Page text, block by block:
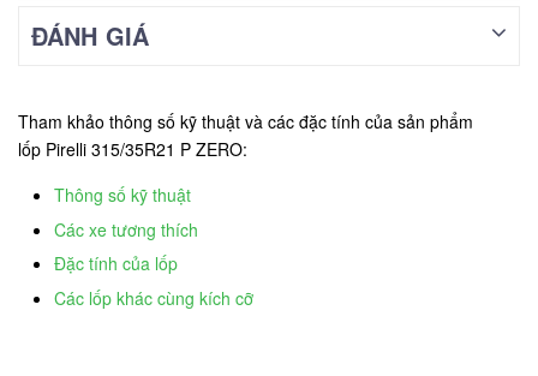
ĐÁNH GIÁ
Tham khảo thông số kỹ thuật và các đặc tính của sản phẩm
lốp Pirelli 315/35R21 P ZERO:
Thông số kỹ thuật
Các xe tương thích
Đặc tính của lốp
Các lốp khác cùng kích cỡ